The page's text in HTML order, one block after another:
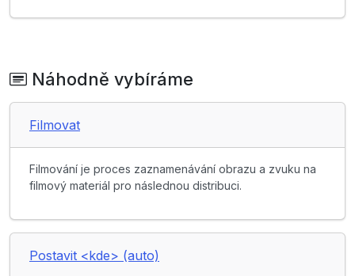
Náhodně vybíráme
Filmovat
Filmování je proces zaznamenávání obrazu a zvuku na
filmový materiál pro následnou distribuci.
Postavit <kde> (auto)